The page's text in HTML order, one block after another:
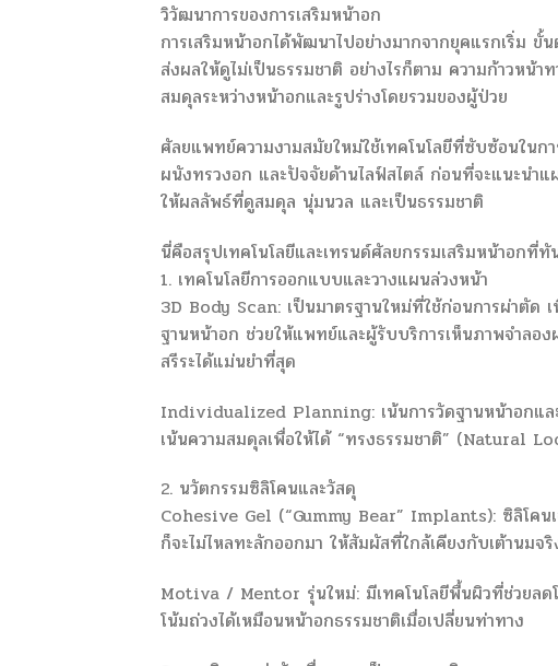
วิวัฒนาการของการเสริมหน้าอก
การเสริมหน้าอกได้พัฒนาไปอย่างมากจากยุคแรกเริ่ม
ส่งผลให้ดูไม่เป็นธรรมชาติ อย่างไรก็ตาม ความก้าวหน้
สมดุลระหว่างหน้าอกและรูปร่างโดยรวมของผู้ป่วย
ศัลยแพทย์ความงามสมัยใหม่ใช้เทคโนโลยีที่ซับซ้อนในก
ผนังทรวงอก และปัจจัยด้านไลฟ์สไตล์ ก่อนที่จะแนะนำ
ให้ผลลัพธ์ที่ดูสมดุล นุ่มนวล และเป็นธรรมชาติ
นี่คือสรุปเทคโนโลยีและเทรนด์ศัลยกรรมเสริมหน้าอกที่
1. เทคโนโลยีการออกแบบและวางแผนล่วงหน้า
3D Body Scan: เป็นมาตรฐานใหม่ที่ใช้ก่อนการผ่าตัด
ฐานหน้าอก ช่วยให้แพทย์และผู้รับบริการเห็นภาพจำลอ
สรีระได้แม่นยำที่สุด
Individualized Planning: เน้นการวัดฐานหน้าอกและ
เน้นความสมดุลเพื่อให้ได้ “ทรงธรรมชาติ” (Natural
2. นวัตกรรมซิลิโคนและวัสดุ
Cohesive Gel (“Gummy Bear” Implants): ซิลิโค
ก็จะไม่ไหลทะลักออกมา ให้สัมผัสที่ใกล้เคียงกับเต้านมจ
Motiva / Mentor รุ่นใหม่: มีเทคโนโลยีพื้นผิวที่ช่วยลด
โน้มถ่วงได้เหมือนหน้าอกธรรมชาติเมื่อเปลี่ยนท่าทาง